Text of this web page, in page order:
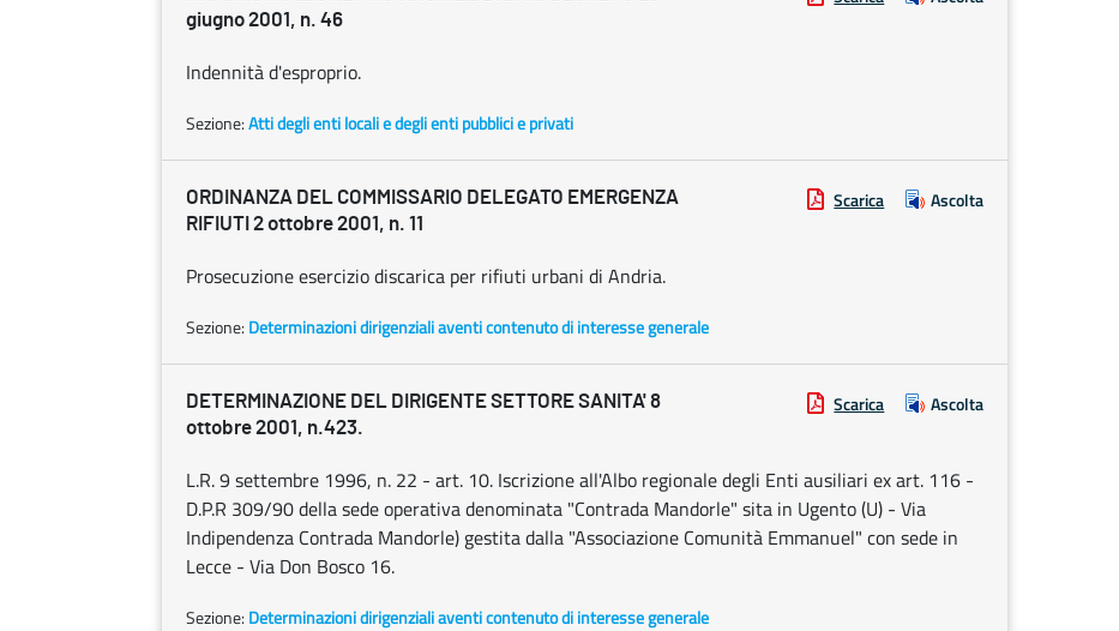
giugno 2001, n. 46
Indennità d'esproprio.
Sezione:Atti degli enti locali e degli enti pubblici e privati
ORDINANZA DEL COMMISSARIO DELEGATO EMERGENZA
RIFIUTI 2 ottobre 2001, n. 11
Scarica Ascolta
Prosecuzione esercizio discarica per rifiuti urbani di Andria.
Sezione: Determinazioni dirigenziali aventi contenuto di interesse generale
DETERMINAZIONE DEL DIRIGENTE SETTORE SANITA' 8
ottobre 2001, n.423.
Scarica Ascolta
L.R. 9 settembre 1996, n. 22 - art. 10. Iscrizione all'Albo regionale degli Enti ausiliari ex art. 116 -
D.P.R 309/90 della sede operativa denominata "Contrada Mandorle" sita in Ugento (U) - Via
Indipendenza Contrada Mandorle) gestita dalla "Associazione Comunità Emmanuel" con sede in
Lecce - Via Don Bosco 16.
Sezione: Determinazioni dirigenziali aventi contenuto di interesse generale